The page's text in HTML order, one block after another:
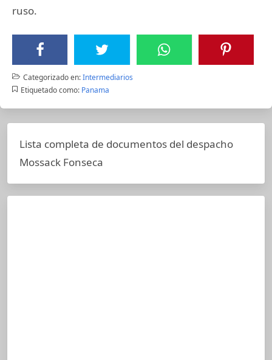
ruso.
Categorizado en:Intermediarios
Etiquetado como: Panama
Lista completa de documentos del despacho
Mossack Fonseca